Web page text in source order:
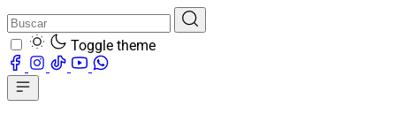
Toggle theme